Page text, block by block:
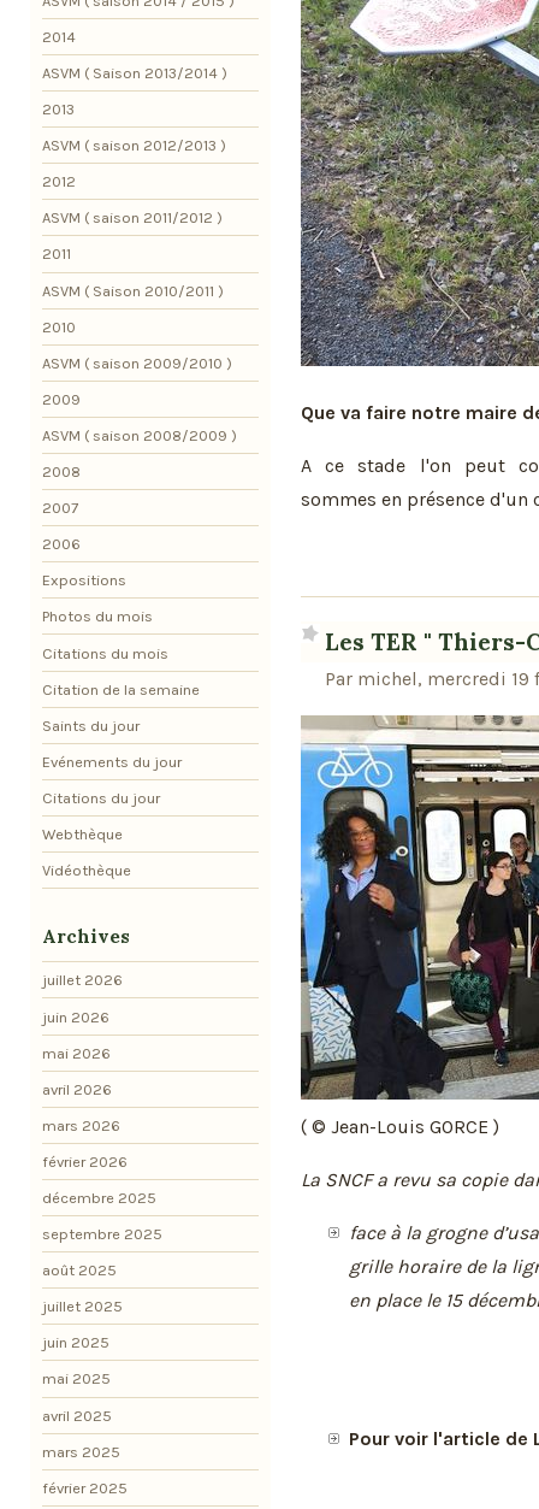
Que va faire notre maire
A ce stade l'on peut
sommes en présence d'un
Les TER " Thiers-
Par michel, mercredi 19
( © Jean-Louis GORCE )
La SNCF a revu sa copie
face à la grogne
grille horaire de la
en place le 15
Pour voir l'article de
2014
ASVM ( Saison 2013/2014 )
2013
ASVM ( saison 2012/2013 )
2012
ASVM ( saison 2011/2012 )
2011
ASVM ( Saison 2010/2011 )
2010
ASVM ( saison 2009/2010 )
2009
ASVM ( saison 2008/2009 )
2008
2007
2006
Expositions
Photos du mois
Citations du mois
Citation de la semaine
Saints du jour
Evénements du jour
Citations du jour
Webthèque
Vidéothèque
Archives
juillet 2026
juin 2026
mai 2026
avril 2026
mars 2026
février 2026
décembre 2025
septembre 2025
août 2025
juillet 2025
juin 2025
mai 2025
avril 2025
mars 2025
février 2025